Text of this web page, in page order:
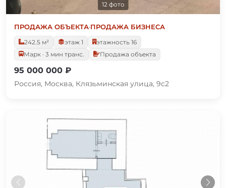
12 фото
ПРОДАЖА ОБЪЕКТА·ПРОДАЖА БИЗНЕСА
242.5 м²
этаж 1
этажность 16
Марк · 3 мин транс.
Продажа объекта
95 000 000 ₽
Россия, Москва, Клязьминская улица, 9с2